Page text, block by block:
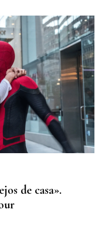
de casa».